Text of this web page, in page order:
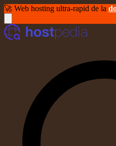
🚀 Web hosting ultra-rapid de la